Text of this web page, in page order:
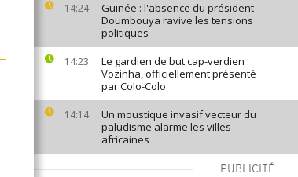
14:24
Guinée : l'absence du président
Doumbouya ravive les tensions
politiques
14:23
Le gardien de but cap-verdien
Vozinha, officiellement présenté
par Colo-Colo
14:14
Un moustique invasif vecteur du
paludisme alarme les villes
africaines
PUBLICITÉ